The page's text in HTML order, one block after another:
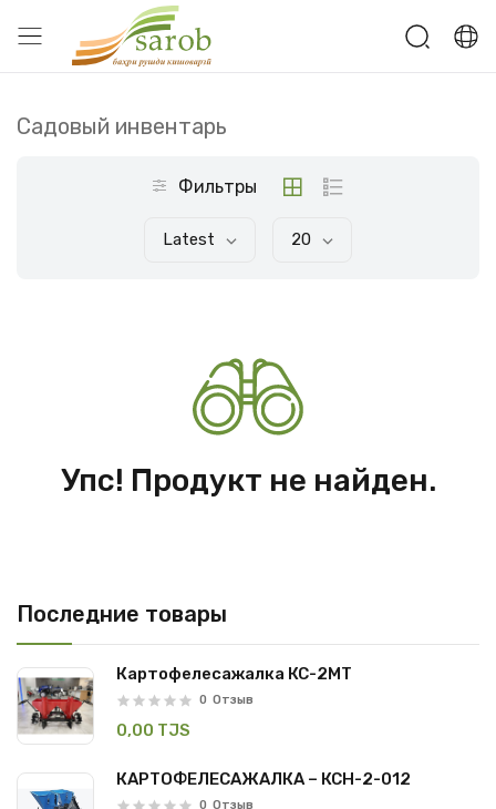
Последние товары
Картофелесажалка КС-2МТ
0 Отзыв
0,00 TJS
КАРТОФЕЛЕСАЖАЛКА – КСН-2-012
0 Отзыв
Садовый инвентарь
Фильтры
Latest 20
Упс! Продукт не найден.